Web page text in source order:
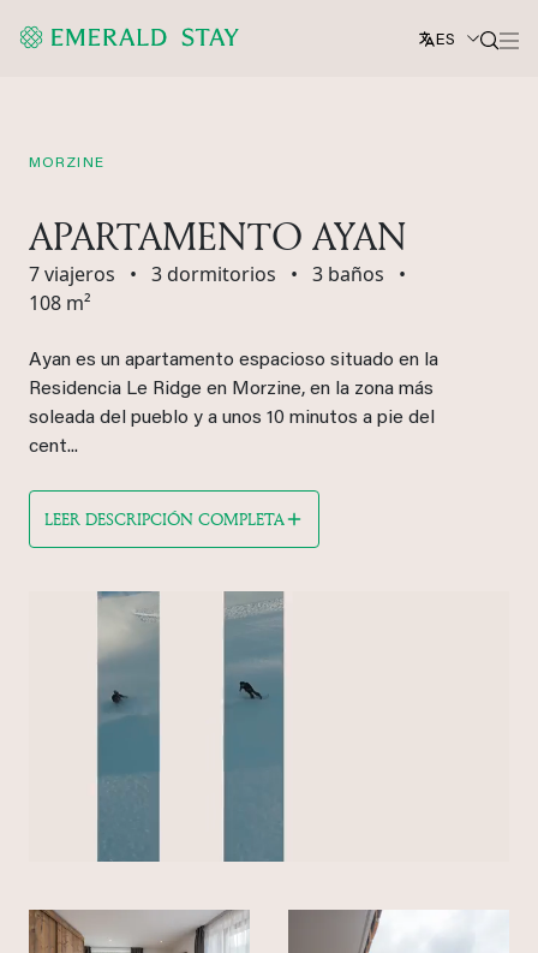
ES
MORZINE
APARTAMENTO AYAN
7 viajeros • 3 dormitorios • 3 baños
•
108 m²
Ayan es un apartamento espacioso situado en la
Residencia Le Ridge en Morzine, en la zona más
soleada del pueblo y a unos 10 minutos a pie del
cent...
LEER DESCRIPCIÓN COMPLETA